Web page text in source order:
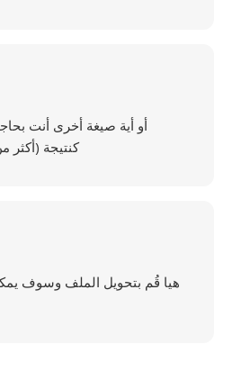
كنتيجة (أكثر من 200 صيغة
هيا قُم بتحويل الملف وسوف